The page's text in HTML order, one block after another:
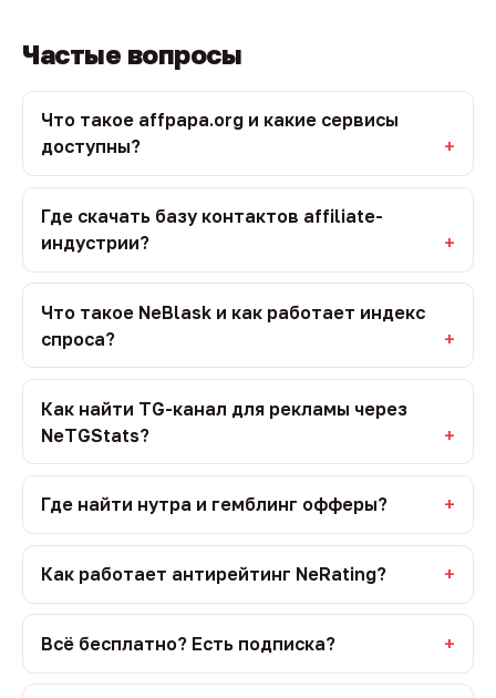
Частые вопросы
Что такое affpapa.org и какие сервисы
доступны?
Где скачать базу контактов affiliate-
индустрии?
Что такое NeBlask и как работает индекс
спроса?
Как найти TG-канал для рекламы через
NeTGStats?
Где найти нутра и гемблинг офферы?
Как работает антирейтинг NeRating?
Всё бесплатно? Есть подписка?